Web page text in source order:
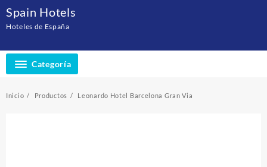
contenido
Spain Hotels
Hoteles de España
Categoría
Inicio Productos Leonardo Hotel Barcelona Gran Via